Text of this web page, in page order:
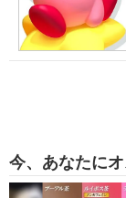
今、あなたに